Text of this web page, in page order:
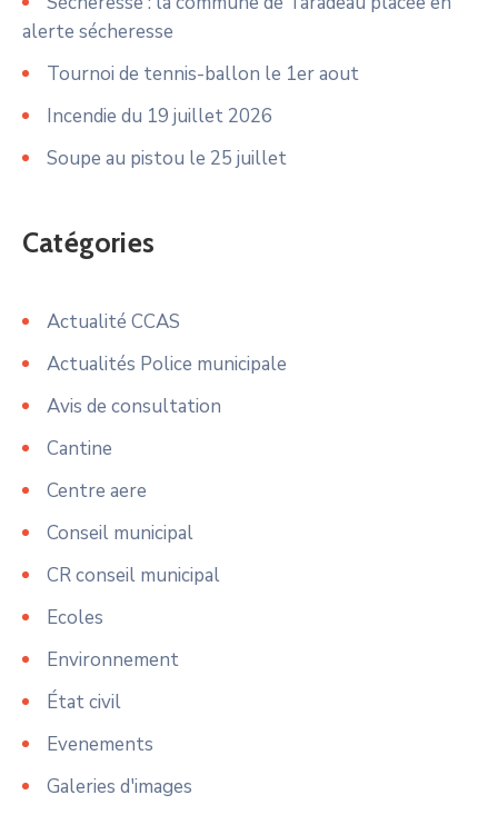
alerte sécheresse
Tournoi de tennis-ballon le 1er aout
Incendie du 19 juillet 2026
Soupe au pistou le 25 juillet
Catégories
Actualité CCAS
Actualités Police municipale
Avis de consultation
Cantine
Centre aere
Conseil municipal
CR conseil municipal
Ecoles
Environnement
État civil
Evenements
Galeries d'images